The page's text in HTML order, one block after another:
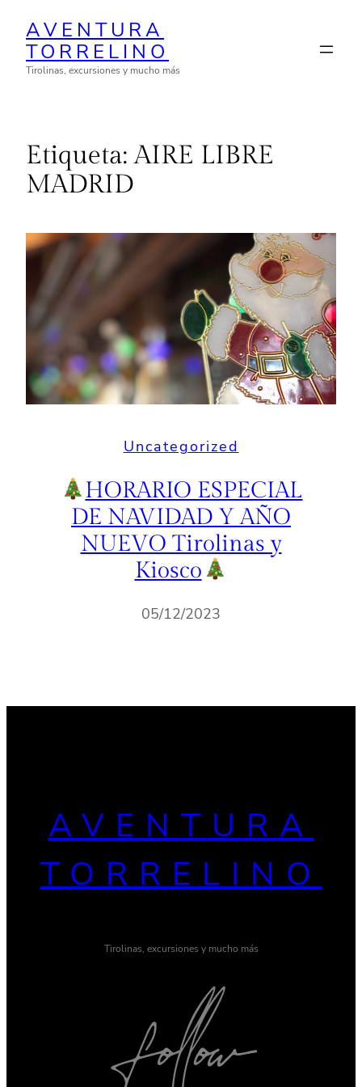
contenido
AVENTURA
TORRELINO
Tirolinas, excursiones y mucho más
Etiqueta:AIRE LIBRE
MADRID
Uncategorized
HORARIO ESPECIAL
DE NAVIDAD Y AÑO
NUEVO Tirolinas y
Kiosco
05/12/2023
AVENTURA
TORRELINO
Tirolinas, excursiones y mucho más